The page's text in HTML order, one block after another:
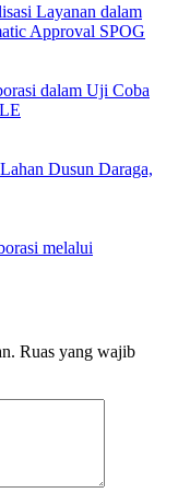
Layanan dalam
Approval SPOG
dalam Uji Coba
Dusun Daraga,
melalui
Ruas yang wajib